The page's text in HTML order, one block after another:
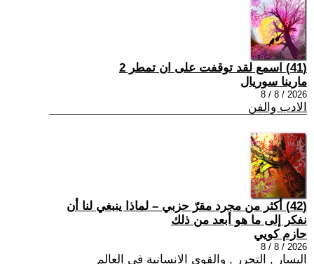
(41) اسمع لقد توقفت على ان تمطر 2
مارينا سوريال
2026 / 8 / 8
الادب والفن
(42) أكثر من مجرد مقرّ حزبي – لماذا ينبغي لنا أن
نفكر إلى ما هو أبعد من ذلك
حازم كويي
2026 / 8 / 8
اليسار , التحرر , والقوى الانسانية في العالم